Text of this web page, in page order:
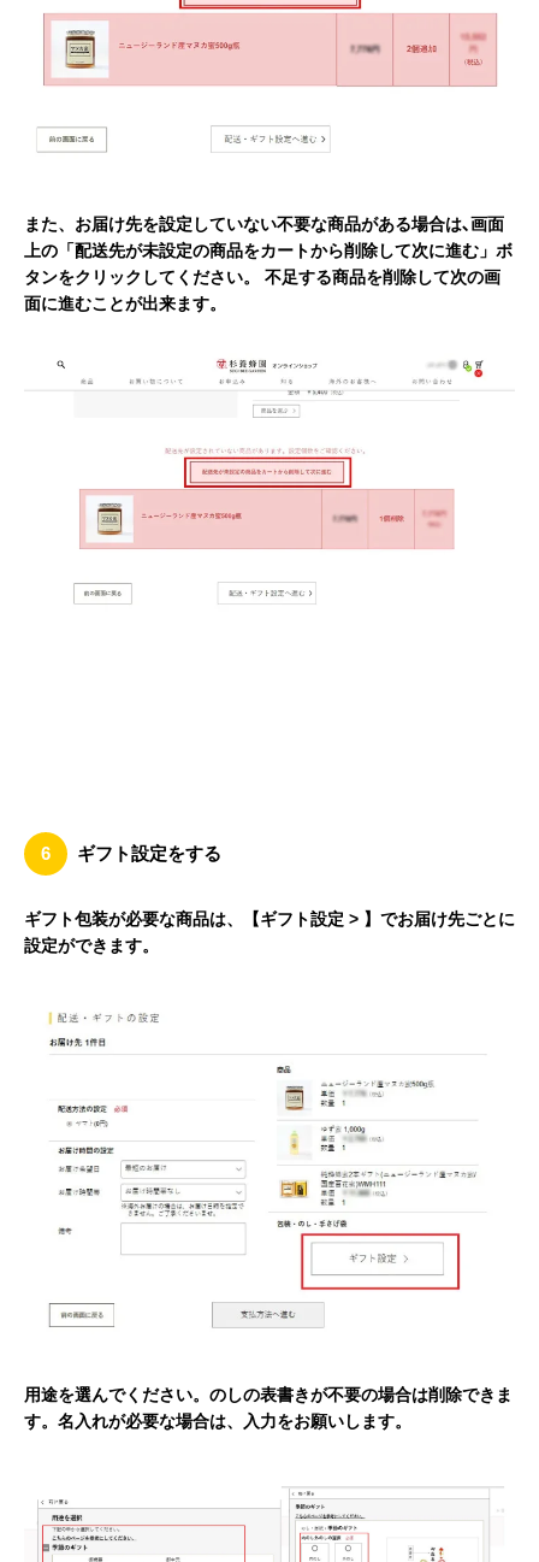
また、お届け先を設定していない不要な商品がある場合は､画面
上の「配送先が未設定の商品をカートから削除して次に進む」ボ
タンをクリックしてください。 不足する商品を削除して次の画
面に進むことが出来ます。
6 ギフト設定をする
ギフト包装が必要な商品は、【ギフト設定 > 】でお届け先ごとに
設定ができます。
用途を選んでください。のしの表書きが不要の場合は削除できま
す。名入れが必要な場合は、入力をお願いします。